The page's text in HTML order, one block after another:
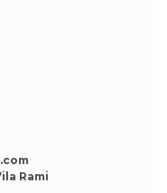
Rami